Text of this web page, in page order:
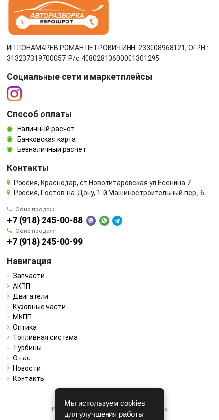
ИП ПОНАМАРЁВ РОМАН ПЕТРОВИЧ ИНН: 233008968121, ОГРН :
313237319700057, Р/c 40802810600001301295
Социальные сети и маркетплейсы
Способ оплаты
Наличный расчёт
Банковская карта
Безналичный расчёт
Контакты
Россия, Краснодар, ст.Новотитаровская ул.Есенина 7
Россия, Ростов-на-Дону, 1-й Машиностроительный пер., 6
Офис продаж
+7 (918) 245-00-88
Офис продаж
+7 (918) 245-00-99
Навигация
Запчасти
АКПП
Двигатели
Кузовные части
МКПП
Оптика
Топливная система
Турбины
О нас
Новости
Контакты
Работает на системе для авторазборок
Мы используем cookies
для улучшения работы